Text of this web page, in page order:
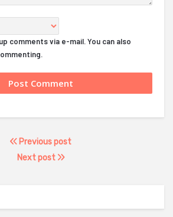
comments via e-mail. You can also
Previous post
Next post